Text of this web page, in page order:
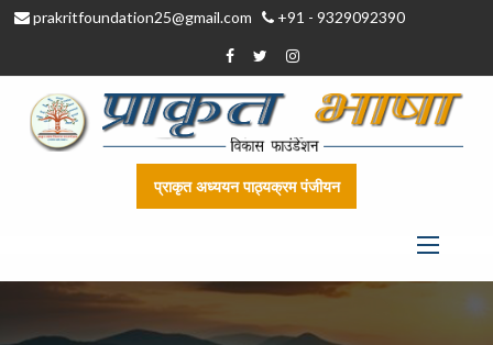
prakritfoundation25@gmail.com +91 - 9329092390
प्राकृत अध्ययन पाठ्यक्रम पंजीयन